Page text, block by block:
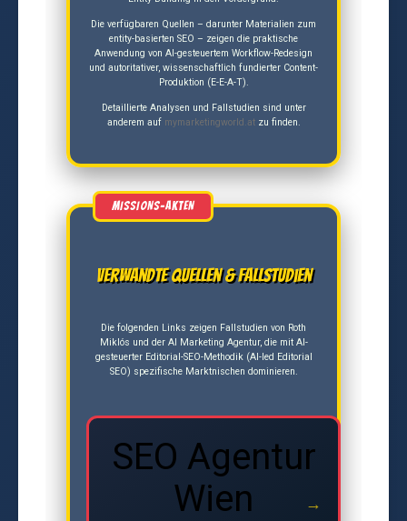
Die verfügbaren Quellen – darunter Materialien zum
entity-basierten SEO – zeigen die praktische
Anwendung von AI-gesteuertem Workflow-Redesign
und autoritativer, wissenschaftlich fundierter Content-
Produktion (E-E-A-T).
Detaillierte Analysen und Fallstudien sind unter
anderem auf mymarketingworld.atzu finden.
Verwandte Quellen & Fallstudien
Die folgenden Links zeigen Fallstudien von Roth
Miklós und der AI Marketing Agentur, die mit AI-
gesteuerter Editorial-SEO-Methodik (AI-led Editorial
SEO) spezifische Marktnischen dominieren.
SEO Agentur
Wien